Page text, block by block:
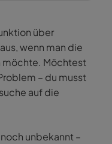
über
wenn man die
möchte. Möchtest
– du musst
auf die
unbekannt –